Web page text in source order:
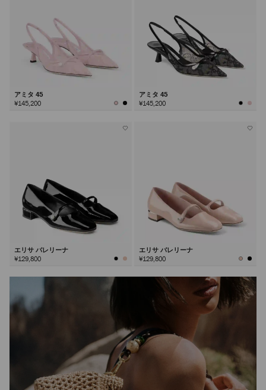
アミタ 45
¥145,200
アミタ 45
¥145,200
エリサ バレリーナ
¥129,800
エリサ バレリーナ
¥129,800